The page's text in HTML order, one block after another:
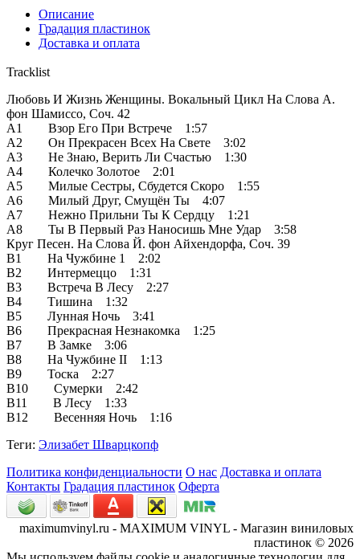
Описание
Градация пластинок
Доставка и оплата
Tracklist
Любовь И Жизнь Женщины. Вокальный Цикл На Слова А.
фон Шамиссо, Соч. 42
A1 Взор Его При Встрече 1:57
A2 Он Прекрасен Всех На Свете 3:02
A3 Не Знаю, Верить Ли Счастью 1:30
A4 Колечко Золотое 2:01
A5 Милые Сестры, Сбудется Скоро 1:55
A6 Милый Друг, Смущён Ты 4:07
A7 Нежно Прильни Ты К Сердцу 1:21
A8 Ты В Первый Раз Наносишь Мне Удар 3:58
Круг Песен. На Слова Й. фон Айхендорфа, Соч. 39
B1 На Чужбине 1 2:02
B2 Интермеццо 1:31
B3 Встреча В Лесу 2:27
B4 Тишина 1:32
B5 Лунная Ночь 3:41
B6 Прекрасная Незнакомка 1:25
B7 В Замке 3:06
B8 На Чужбине II 1:13
B9 Тоска 2:27
B10 Сумерки 2:42
B11 В Лесу 1:33
B12 Весенняя Ночь 1:16
Теги: Элизабет Шварцкопф
Политика конфиденциальности О нас Доставка и оплата
Контакты Градация пластинок Оферта
maximumvinyl.ru - MAXIMUM VINYL - Магазин виниловых
пластинок © 2026